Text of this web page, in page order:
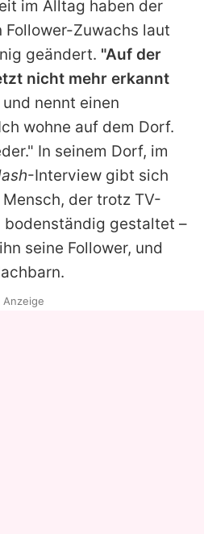
im Alltag haben der
Zuwachs laut
geändert. "Auf der
nicht mehr erkannt
nennt einen
wohne auf dem Dorf.
In seinem Dorf, im
-Interview gibt sich
der trotz TV-
bodenständig gestaltet –
seine Follower, und
Anzeige